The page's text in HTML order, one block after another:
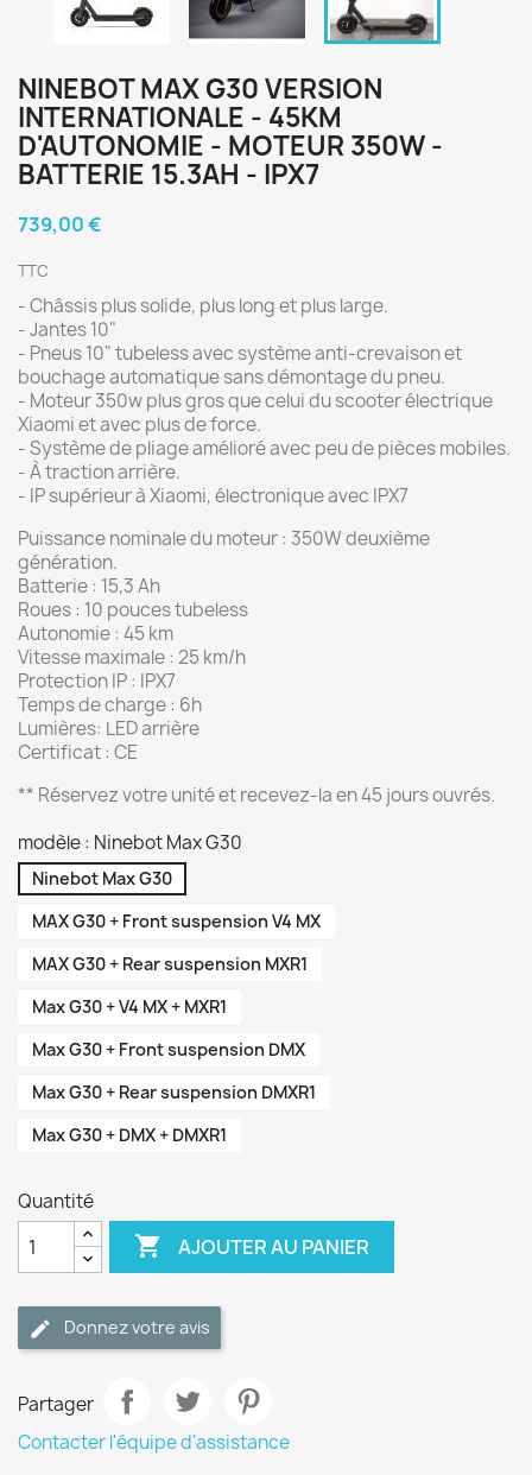
NINEBOT MAX G30 VERSION
INTERNATIONALE - 45KM
D'AUTONOMIE - MOTEUR 350W -
BATTERIE 15.3AH - IPX7
739,00 €
TTC
- Châssis plus solide, plus long et plus large.
- Jantes 10"
- Pneus 10" tubeless avec système anti-crevaison et
bouchage automatique sans démontage du pneu.
- Moteur 350w plus gros que celui du scooter électrique
Xiaomi et avec plus de force.
- Système de pliage amélioré avec peu de pièces mobiles.
- À traction arrière.
- IP supérieur à Xiaomi, électronique avec IPX7
Puissance nominale du moteur : 350W deuxième
génération.
Batterie : 15,3 Ah
Roues : 10 pouces tubeless
Autonomie : 45 km
Vitesse maximale : 25 km/h
Protection IP : IPX7
Temps de charge : 6h
Lumières: LED arrière
Certificat : CE
** Réservez votre unité et recevez-la en 45 jours ouvrés.
modèle : Ninebot Max G30
Ninebot Max G30
MAX G30 + Front suspension V4 MX
MAX G30 + Rear suspension MXR1
Max G30 + V4 MX + MXR1
Max G30 + Front suspension DMX
Max G30 + Rear suspension DMXR1
Max G30 + DMX + DMXR1
Quantité
 AJOUTER AU PANIER
Donnez votre avis
Partager
Contacter l'équipe d'assistance